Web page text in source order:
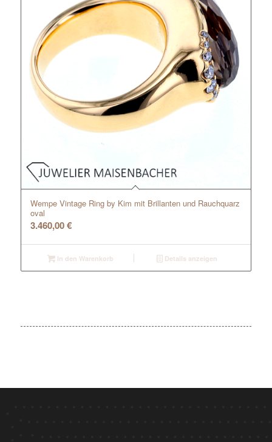
Wempe Vintage Ring by Kim mit Brillanten und Rauchquarz
oval
3.460,00€
In den Warenkorb Details anzeigen